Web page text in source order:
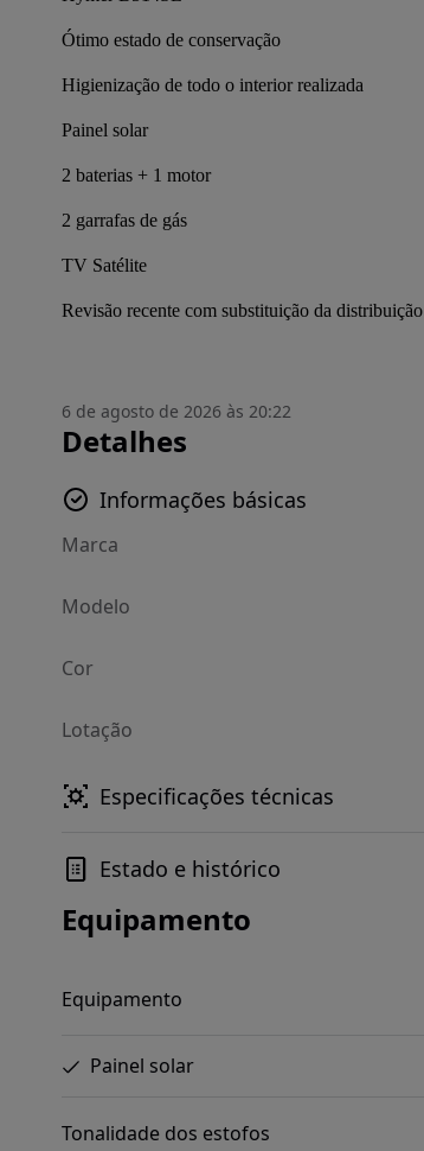
Ótimo estado de conservação
Higienização de todo o interior realizada
Painel solar
2 baterias + 1 motor
2 garrafas de gás
TV Satélite
Revisão recente com substituição da distribuição
6 de agosto de 2026 às 20:22
Detalhes
Informações básicas
Marca
Modelo
Cor
Lotação
Especificações técnicas
Estado e histórico
Equipamento
Equipamento
Painel solar
Tonalidade dos estofos